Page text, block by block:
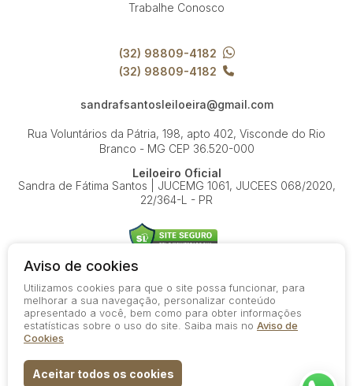
Trabalhe Conosco
(32) 98809-4182
(32) 98809-4182
sandrafsantosleiloeira@gmail.com
Rua Voluntários da Pátria, 198, apto 402, Visconde do Rio
Branco - MG CEP 36.520-000
Leiloeiro Oficial
Sandra de Fátima Santos | JUCEMG 1061, JUCEES 068/2020,
22/364-L - PR
© 2026-present - Todos os direitos reservados
Política de Privacidade
Termos de Uso
Aviso de cookies
Utilizamos cookies para que o site possa funcionar, para
melhorar a sua navegação, personalizar conteúdo
apresentado a você, bem como para obter informações
estatísticas sobre o uso do site. Saiba mais no Aviso de
Cookies
Aceitar todos os cookies